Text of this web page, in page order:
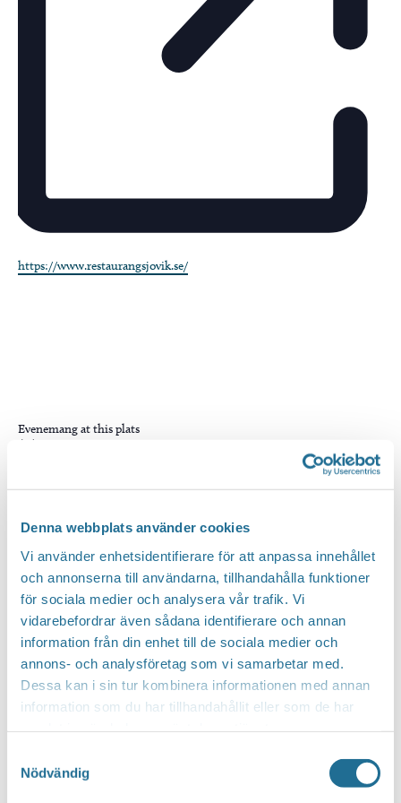
Denna webbplats använder cookies
Vi använder enhetsidentifierare för att anpassa innehållet
och annonserna till användarna, tillhandahålla funktioner
för sociala medier och analysera vår trafik. Vi
vidarebefordrar även sådana identifierare och annan
information från din enhet till de sociala medier och
annons- och analysföretag som vi samarbetar med.
Dessa kan i sin tur kombinera informationen med annan
information som du har tillhandahållit eller som de har
Nödvändig
Website
https://www.restaurangsjovik.se/
Evenemang at this plats
KommandeVälj
datum.